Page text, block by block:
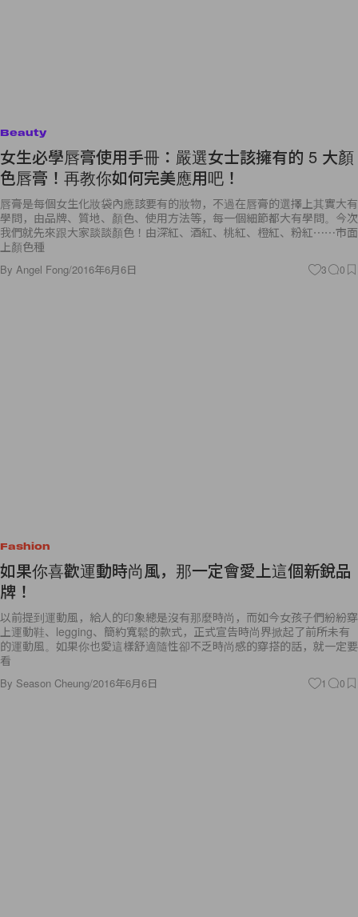
Beauty
女生必學唇膏使用手冊：嚴選女士該擁有的 5 大顏
色唇膏！再教你如何完美應用吧！
唇膏是每個女生化妝袋內應該要有的妝物，不過在唇膏的選擇上其實大有
學問，由品牌、質地、顏色、使用方法等，每一個細節都大有學問。今次
我們就先來跟大家談談顏色！由深紅、酒紅、桃紅、橙紅、粉紅⋯⋯市面
上顏色種
By Angel Fong/2016年6月6日 3 0
Fashion
如果你喜歡運動時尚風，那一定會愛上這個新銳品
牌！
以前提到運動風，給人的印象總是沒有那麼時尚，而如今女孩子們紛紛穿
上運動鞋、legging、簡約寬鬆的款式，正式宣告時尚界掀起了前所未有
的運動風。如果你也愛這樣舒適隨性卻不乏時尚感的穿搭的話，就一定要
看
By Season Cheung/2016年6月6日 1 0